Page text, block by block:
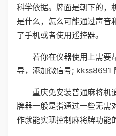
科学依据。牌面是朝下的，
是什么，怎么可能通过声音
了手机或者使用遥控器。
若你在仪器使用上需要
导，添加微信号; kkss8691
重庆免安装普通麻将机
牌器一般是指通过一些无需
作就能实现控制麻将牌功能